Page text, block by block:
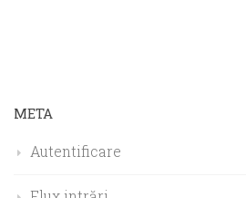
META
Autentificare